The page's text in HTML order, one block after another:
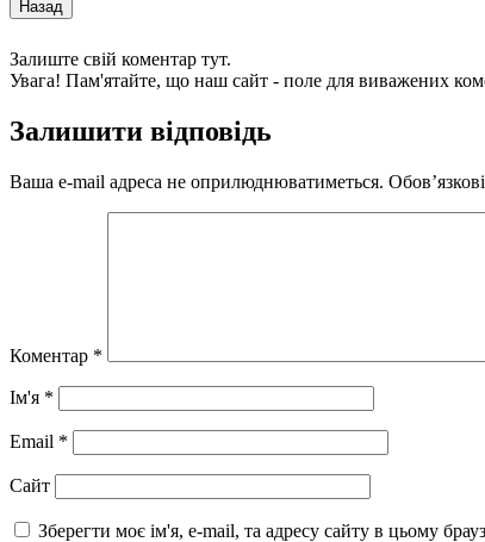
Залиште свій коментар тут.
Увага! Пам'ятайте, що наш сайт - поле для виважених
Залишити відповідь
Ваша e-mail адреса не оприлюднюватиметься.
Коментар *
Ім'я *
Email *
Сайт
Зберегти моє ім'я, e-mail, та адресу сайту в цьому